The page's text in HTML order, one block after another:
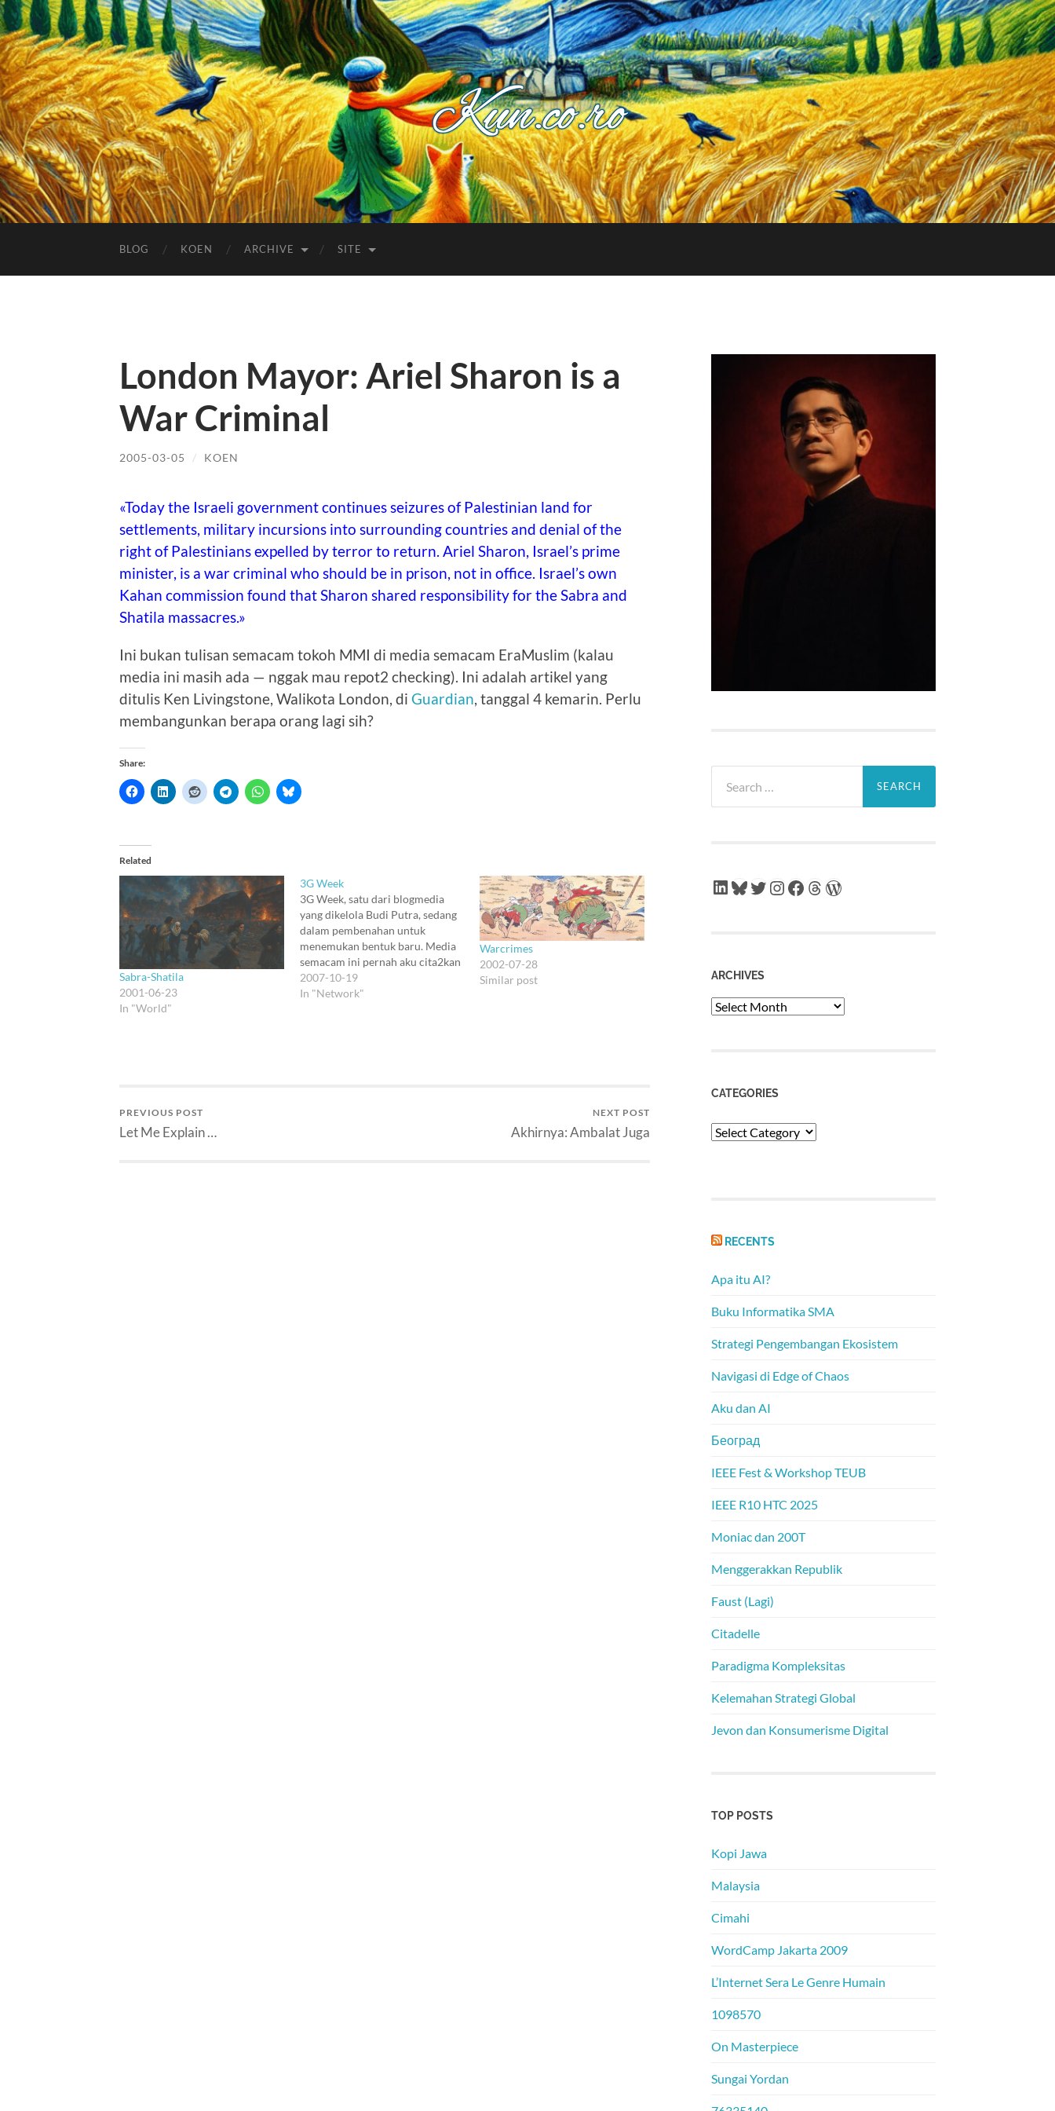
Kuncoro++
BLOG KOEN ARCHIVE SITE
London Mayor: Ariel Sharon is a
War Criminal
2005-03-05 / KOEN
«Today the Israeli government continues seizures of Palestinian land for
settlements, military incursions into surrounding countries and denial of the
right of Palestinians expelled by terror to return. Ariel Sharon, Israel’s prime
minister, is a war criminal who should be in prison, not in office. Israel’s own
Kahan commission found that Sharon shared responsibility for the Sabra and
Shatila massacres.»
Ini bukan tulisan semacam tokoh MMI di media semacam EraMuslim (kalau
media ini masih ada — nggak mau repot2 checking). Ini adalah artikel yang
ditulis Ken Livingstone, Walikota London, di Guardian , tanggal 4 kemarin. Perlu
membangunkan berapa orang lagi sih?
Share:
Related
Sabra-Shatila
2001-06-23
In "World"
3G Week
3G Week, satu dari blogmedia
yang dikelola Budi Putra, sedang
dalam pembenahan untuk
menemukan bentuk baru. Media
semacam ini pernah aku cita2kan
untuk aku kembangkan, di celah
yang agak berbeda. Tetapi demi
2007-10-19
In "Network"
Warcrimes
2002-07-28
Similar post
PREVIOUS POST
Let Me Explain …
NEXT POST
Akhirnya: Ambalat Juga
for:
LinkedIn
Bluesky
Twitter
Instagram
Facebook
Threads
WordPress
ARCHIVES
Archives
CATEGORIES
Categories
RECENTS
Apa itu AI?
Buku Informatika SMA
Strategi Pengembangan Ekosistem
Navigasi di Edge of Chaos
Aku dan AI
Београд
IEEE Fest & Workshop TEUB
IEEE R10 HTC 2025
Moniac dan 200T
Menggerakkan Republik
Faust (Lagi)
Citadelle
Paradigma Kompleksitas
Kelemahan Strategi Global
Jevon dan Konsumerisme Digital
TOP POSTS
Kopi Jawa
Malaysia
Cimahi
WordCamp Jakarta 2009
L’Internet Sera Le Genre Humain
1098570
On Masterpiece
Sungai Yordan